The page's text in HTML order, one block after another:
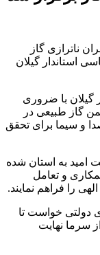
بحران ناترازی گاز
استاندار گیلان
گیلان با ضروری
گاز طبیعی در
و سیما برای تحقق
امید به استان شده
و تعامل
را فراهم نمایند.
دولتی خواست تا
سرما نهایت